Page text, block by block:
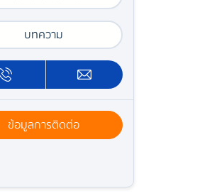
บทความ
ข้อมูลการติดต่อ